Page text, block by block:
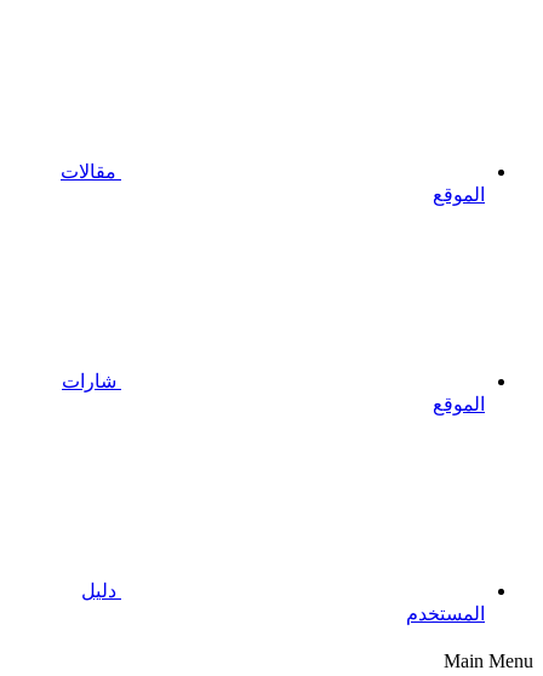
مقالات
الموقع
شارات
الموقع
دليل
المستخدم
Main Menu